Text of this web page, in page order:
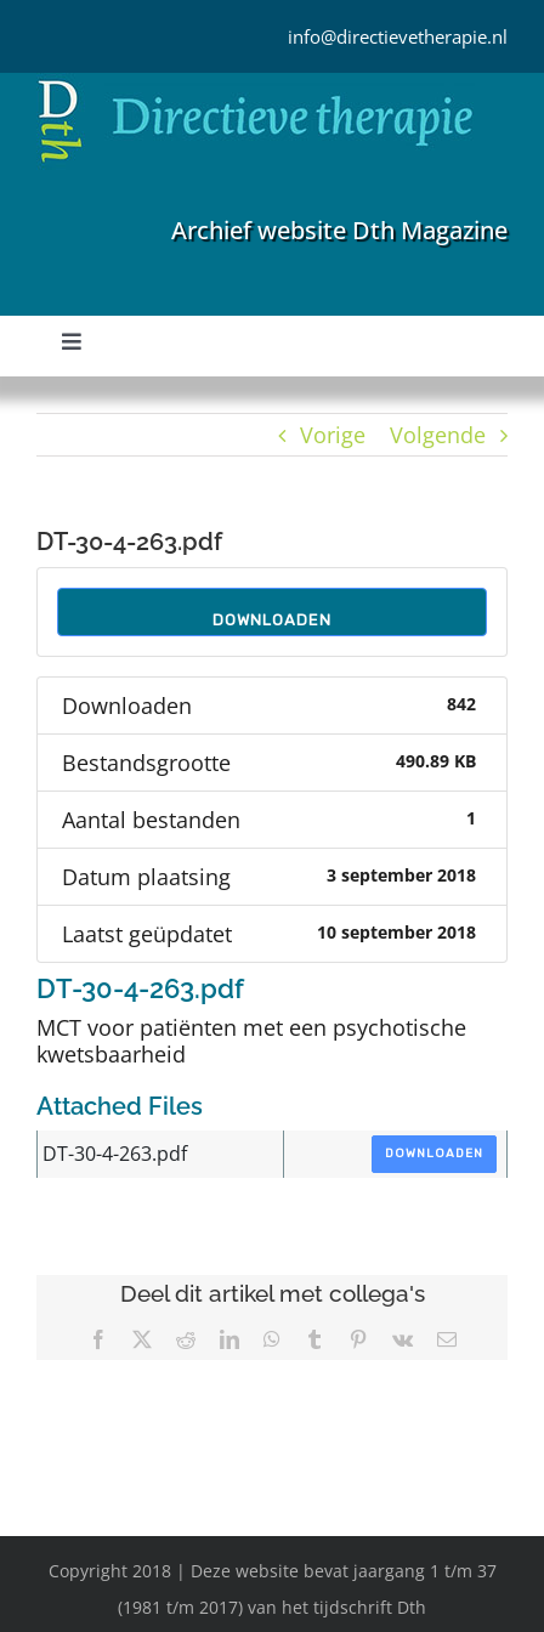
inhoud
info@directievetherapie.nl
Archief website Dth Magazine
Toggle
Navigation
Home
Auteurs
Over Dth
Contact
Vorige Volgende
DT-30-4-263.pdf
DOWNLOADEN
Downloaden 842
Bestandsgrootte 490.89 KB
Aantal bestanden 1
Datum plaatsing 3 september 2018
Laatst geüpdatet 10 september 2018
DT-30-4-263.pdf
MCT voor patiënten met een psychotische
kwetsbaarheid
Attached Files
DT-30-4-263.pdf DOWNLOADEN
Deel dit artikel met collega's
Facebook RedditLinkedInWhatsApp
Tumblr Pinterest
Vk
E-
Copyright 2018 | Deze website bevat jaargang 1 t/m 37
(1981 t/m 2017) van het tijdschrift Dth